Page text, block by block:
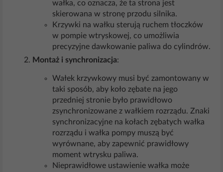
wałka, co oznacza, że ta strona jest
skierowana w stronę przodu silnika.
Krzywki na wałku sterują ruchem tłoczków
w pompie wtryskowej, co umożliwia
precyzyjne dawkowanie paliwa do cylindrów.
Montaż i synchronizacja:
Wałek krzywkowy musi być zamontowany w
taki sposób, aby koło zębate na jego
przedniej stronie było prawidłowo
zsynchronizowane z wałkiem rozrządu. Znaki
synchronizacyjne na kołach zębatych wałka
rozrządu i wałka pompy muszą być
wyrównane, aby zapewnić prawidłowy
moment wtrysku paliwa.
Nieprawidłowe ustawienie wałka może